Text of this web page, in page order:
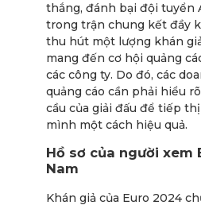
thắng, đánh bại đội tuyển
trong trận chung kết đầy
thu hút một lượng khán
mang đến cơ hội quảng
các công ty. Do đó, các
quảng cáo cần phải hiểu
cầu của giải đấu để tiếp
mình một cách hiệu quả.
Hồ sơ của người xem
Nam
Khán giả của Euro 2024